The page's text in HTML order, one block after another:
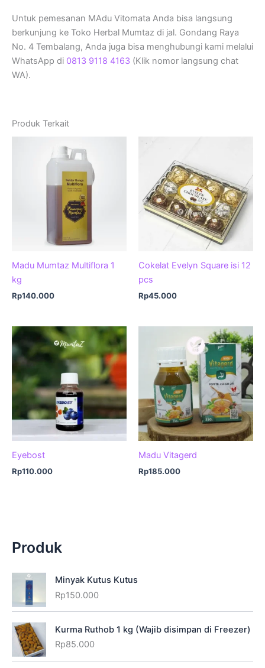
Untuk pemesanan MAdu Vitomata Anda bisa langsung
berkunjung ke Toko Herbal Mumtaz di jal. Gondang Raya
No. 4 Tembalang, Anda juga bisa menghubungi kami melalui
WhatsApp di 0813 9118 4163 (Klik nomor langsung chat
WA).
Produk Terkait
Madu Mumtaz Multiflora 1
kg
Rp140.000
Cokelat Evelyn Square isi 12
pcs
Rp45.000
Eyebost
Rp110.000
Madu Vitagerd
Rp185.000
Produk
Minyak Kutus Kutus
Rp150.000
Kurma Ruthob 1 kg (Wajib disimpan di Freezer)
Rp85.000